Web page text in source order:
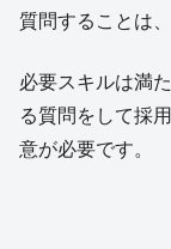
質問することは
必要スキルは満
る質問をして採
意が必要です。